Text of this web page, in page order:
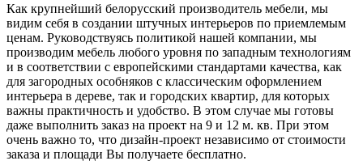
Как крупнейший белорусский производитель мебели, мы
видим себя в создании штучных интерьеров по приемлемым
ценам. Руководствуясь политикой нашей компании, мы
производим мебель любого уровня по западным технологиям
и в соответствии с европейскими стандартами качества, как
для загородных особняков с классическим оформлением
интерьера в дереве, так и городских квартир, для которых
важны практичность и удобство. В этом случае мы готовы
даже выполнить заказ на проект на 9 и 12 м. кв. При этом
очень важно то, что дизайн-проект независимо от стоимости
заказа и площади Вы получаете бесплатно.